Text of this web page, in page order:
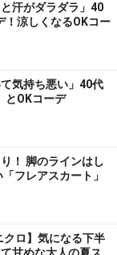
汗がダラダラ」40
！涼しくなるOKコー
気持ち悪い」40代
とOKコーデ
！ 脚のラインはし
フレアスカート」
ロ】気になる下半